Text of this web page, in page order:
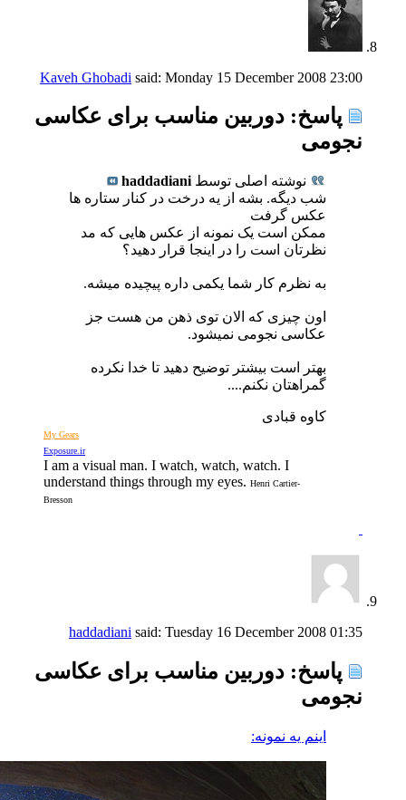
Kaveh Ghobadi said: Monday 15 December 2008 23:00
پاسخ: دوربین مناسب برای عکاسی
نجومی
نوشته اصلی توسط haddadiani
شب دیگه. بشه از یه درخت در کنار ستاره ها
عکس گرفت
ممکن است یک نمونه از عکس هایی که مد
نظرتان است را در اینجا قرار دهید؟
به نظرم کار شما یکمی داره پیچیده میشه.
اون چیزی که الان توی ذهن من هست جز
عکاسی نجومی نمیشود.
بهتر است بیشتر توضیح دهید تا خدا نکرده
گمراهتان نکنم....
کاوه قبادی
My Gears
Exposure.ir
I am a visual man. I watch, watch, watch. I
understand things through my eyes. Henri Cartier-
Bresson
haddadiani said: Tuesday 16 December 2008 01:35
پاسخ: دوربین مناسب برای عکاسی
نجومی
اینم یه نمونه: